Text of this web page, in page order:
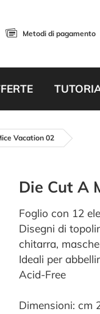
Metodi di pagamento
Vacation 02
Die Cut A
Foglio con 12
Disegni di
chitarra,
Ideali per
Acid-Free
Dimensioni: cm